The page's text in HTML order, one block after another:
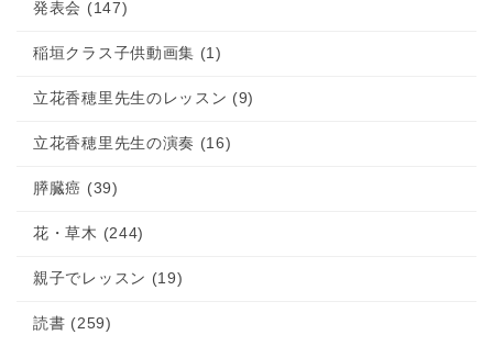
発表会 (147)
稲垣クラス子供動画集 (1)
立花香穂里先生のレッスン (9)
立花香穂里先生の演奏 (16)
膵臓癌 (39)
花・草木 (244)
親子でレッスン (19)
読書 (259)